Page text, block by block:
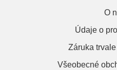
O
Údaje o
Záruka
Všeobecné